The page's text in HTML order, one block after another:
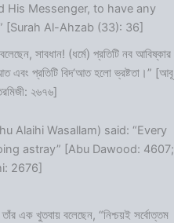
His Messenger, to have any
[Surah Al-Ahzab (33): 36]
সাবধান! (ধর্মে) প্রতিটি নব আবিষ্কার
এবং প্রতিটি বিদ‘আত হলো ভ্রষ্টতা।” [আবূ
২৬৭৬]
Alaihi Wasallam) said: “Every
astray” [Abu Dawood: 4607;
2676]
এক খুতবায় বলেছেন, “নিশ্চয়ই সর্বোত্তম